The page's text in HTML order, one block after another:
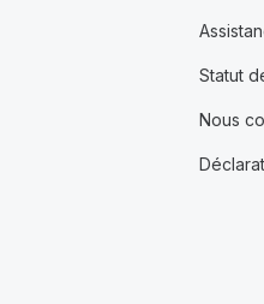
Statut
Nous